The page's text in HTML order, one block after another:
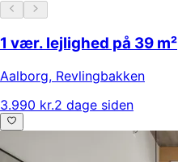
1 vær. lejlighed på 39 m²
Aalborg, Revlingbakken
3.990 kr.2 dage siden